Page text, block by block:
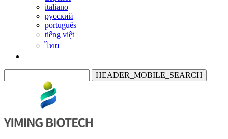
italiano
русский
português
tiếng việt
ไทย
HEADER_MOBILE_SEARCH